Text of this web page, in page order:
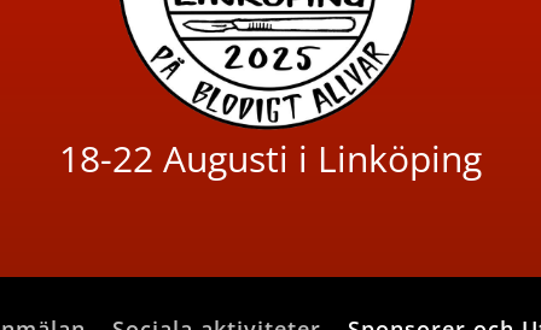
18-22 Augusti i Linköping